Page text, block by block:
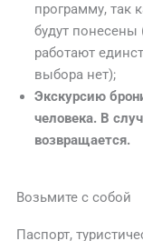
программу, так
будут понесены
работают
выбора нет);
Экскурсию
человека. В
возвращается.
Возьмите с собой
Паспорт,